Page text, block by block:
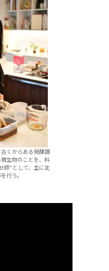
くからある発酵調
生物のことを、料
師”として、主に北
行う。